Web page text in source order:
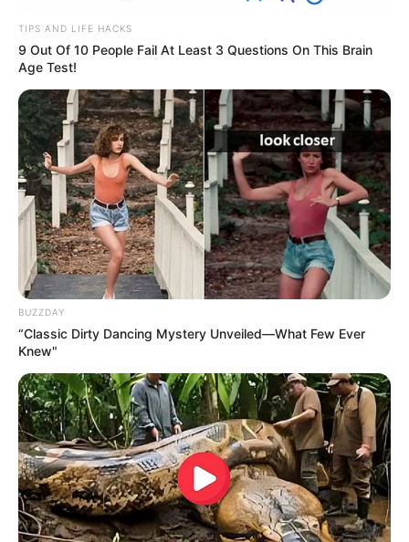
TEMAS RELACIONADOS
NOTICIAS MEDELLÍN
LICOR ADULTERADO
BUENOS AIRES
MANTÉNGASE EN ALERTA
interesan. Para estar bien informado, por
ACTIVAR AHORA
TEMAS DESTACADOS
TIPS AND LIFE HACKS
9 Out Of 10 People Fail At Least 3 Questions On This Brain
Age Test!
BUZZDAY
“Classic Dirty Dancing Mystery Unveiled—What Few Ever
Knew"